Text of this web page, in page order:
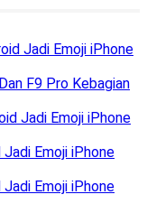
Jadi Emoji iPhone
F9 Pro Kebagian
Jadi Emoji iPhone
Emoji iPhone
Emoji iPhone